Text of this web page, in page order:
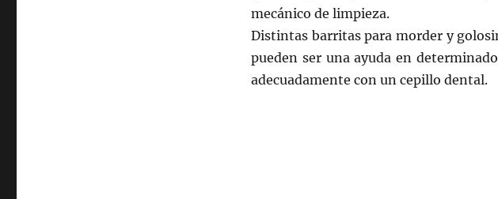
mecánico de limpieza.
Distintas barritas para morder y
pueden ser una ayuda en
adecuadamente con un cepillo dental.